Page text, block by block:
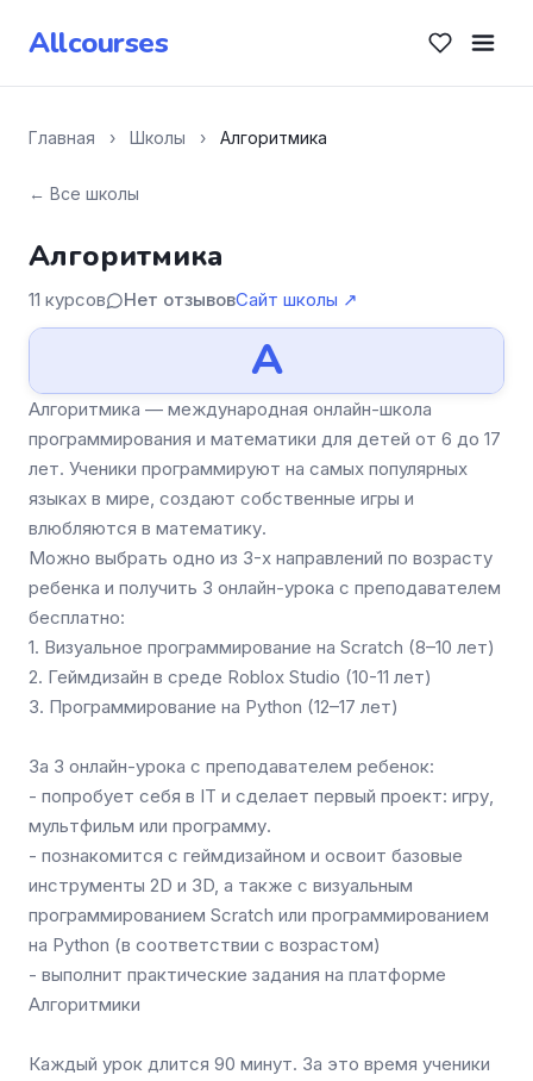
Allcourses
Главная › Школы › Алгоритмика
← Все школы
Алгоритмика
11 курсов Нет отзывовСайт школы ↗
А
Алгоритмика — международная онлайн-школа
программирования и математики для детей от 6 до 17
лет. Ученики программируют на самых популярных
языках в мире, создают собственные игры и
влюбляются в математику.
Можно выбрать одно из 3-х направлений по возрасту
ребенка и получить 3 онлайн-урока с преподавателем
бесплатно:
1. Визуальное программирование на Scratch (8–10 лет)
2. Геймдизайн в среде Roblox Studio (10-11 лет)
3. Программирование на Python (12–17 лет)
За 3 онлайн-урока с преподавателем ребенок:
- попробует себя в IT и сделает первый проект: игру,
мультфильм или программу.
- познакомится с геймдизайном и освоит базовые
инструменты 2D и 3D, а также с визуальным
программированием Scratch или программированием
на Python (в соответствии с возрастом)
- выполнит практические задания на платформе
Алгоритмики
Каждый урок длится 90 минут. За это время ученики